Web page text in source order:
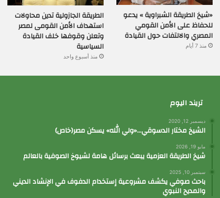
«شيخ الطريقة الشبراوية » يدعو
للحفاظ على الأمن القومي
المصري والالتفات حول القيادة
منذ 7 أيام
الطريقة الجازولية تدين محاولات
استهداف الأمن القومى لمصر
وتعلن وقوفها خلف القيادة
السياسية
منذ أسبوع واحد
تريند اليوم
ديسمبر 12, 2020
الشيخ مختار الدسوقي…«ولي الله» يسكن مصر(خاص)
مايو 19, 2026
شيخ الطريقة العزمية يبعث برسائل هامة لشيوخ الصوفية بالعالم
سبتمبر 10, 2025
باحث صوفي يكشف مشروعية إستخدام الدفوف في الإنشاد الديني
والمديح النبوي